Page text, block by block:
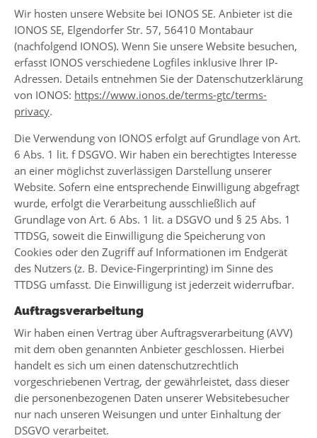
Wir hosten unsere Website bei IONOS SE. Anbieter ist die
IONOS SE, Elgendorfer Str. 57, 56410 Montabaur
(nachfolgend IONOS). Wenn Sie unsere Website besuchen,
erfasst IONOS verschiedene Logfiles inklusive Ihrer IP-
Adressen. Details entnehmen Sie der Datenschutzerklärung
von IONOS: https://www.ionos.de/terms-gtc/terms-
privacy.
Die Verwendung von IONOS erfolgt auf Grundlage von Art.
6 Abs. 1 lit. f DSGVO. Wir haben ein berechtigtes Interesse
an einer möglichst zuverlässigen Darstellung unserer
Website. Sofern eine entsprechende Einwilligung abgefragt
wurde, erfolgt die Verarbeitung ausschließlich auf
Grundlage von Art. 6 Abs. 1 lit. a DSGVO und § 25 Abs. 1
TTDSG, soweit die Einwilligung die Speicherung von
Cookies oder den Zugriff auf Informationen im Endgerät
des Nutzers (z. B. Device-Fingerprinting) im Sinne des
TTDSG umfasst. Die Einwilligung ist jederzeit widerrufbar.
Auftragsverarbeitung
Wir haben einen Vertrag über Auftragsverarbeitung (AVV)
mit dem oben genannten Anbieter geschlossen. Hierbei
handelt es sich um einen datenschutzrechtlich
vorgeschriebenen Vertrag, der gewährleistet, dass dieser
die personenbezogenen Daten unserer Websitebesucher
nur nach unseren Weisungen und unter Einhaltung der
DSGVO verarbeitet.